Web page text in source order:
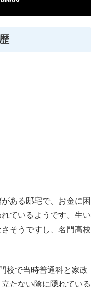
ある邸宅で、お金に困
ているようです。生い
そうですし、名門高校
校で当時普通科と家政
たない陰に隠れている